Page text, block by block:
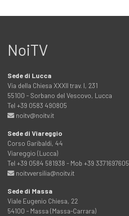
NoiTV
Sede di Lucca
Via della Chiesa XXXII trav. I, 231
55100 - Sorbano del Vescovo, Lucca
Tel +39 0583 490805
noitv@noitv.it
Sede di Viareggio
Corso Garibaldi, 44
Viareggio (Lucca)
Tel +39 0584 581938 - Mob +39 3371697605
noitvversilia@noitv.it
Sede di Massa
Viale Eugenio Chiesa, 22
54100 - Massa (Massa-Carrara)